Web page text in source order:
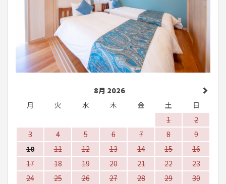
8月 2026
月
火 水 木 金 土
日
1
2
3
4 5 6 7 8
9
10
11 12 13 14 15
16
17
18 19 20 21 22
23
24
25 26 27 28 29
30